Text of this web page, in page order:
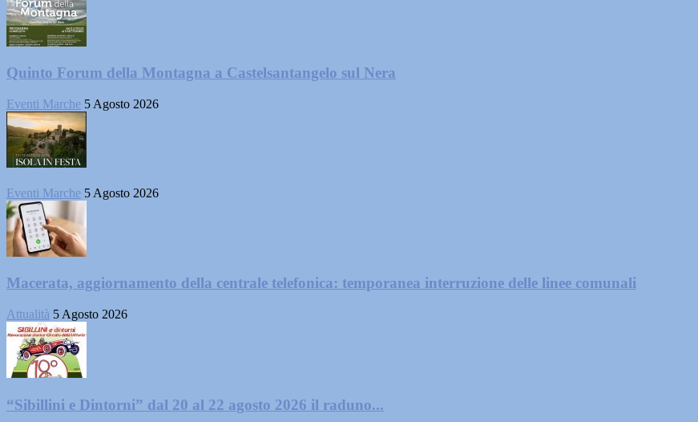
Quinto Forum della Montagna a Castelsantangelo sul Nera
Eventi Marche 5 Agosto 2026
Eventi Marche 5 Agosto 2026
Macerata, aggiornamento della centrale telefonica: temporanea interruzione delle linee comunali
Attualità 5 Agosto 2026
“Sibillini e Dintorni” dal 20 al 22 agosto 2026 il raduno...